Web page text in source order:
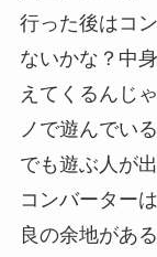
行った後はコ
ないかな？中
えてくるんじ
ノで遊んでい
でも遊ぶ人が
コンバーター
良の余地があ